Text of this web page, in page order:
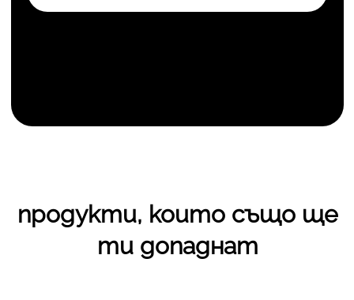
продукти, които също ще
ти допаднат